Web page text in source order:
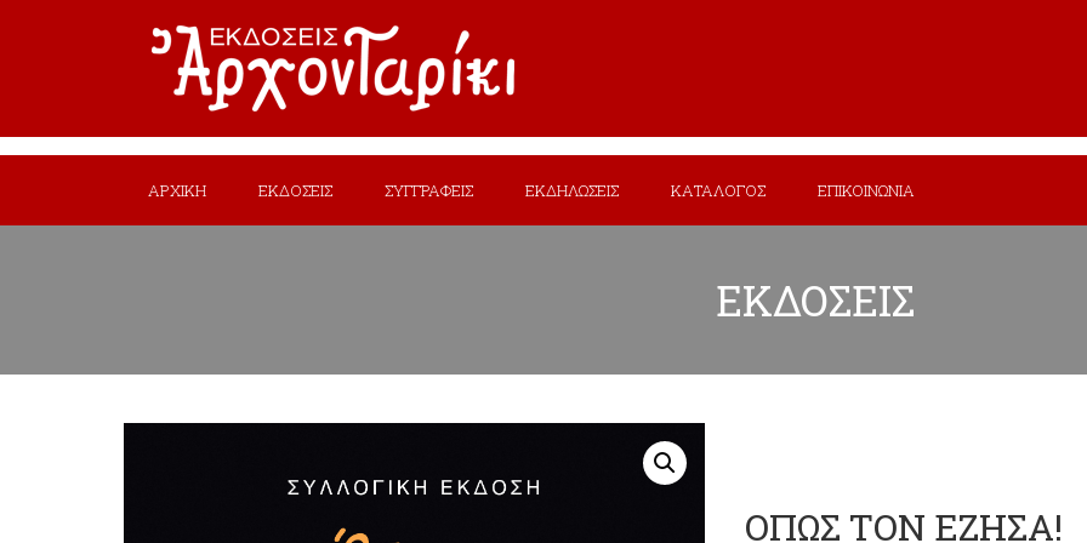
ΑΡΧΙΚΗ ΕΚΔΟΣΕΙΣ ΣΥΓΓΡΑΦΕΙΣ ΕΚΔΗΛΩΣΕΙΣ ΚΑΤΑΛΟΓΟΣ ΕΠΙΚΟΙΝΩΝΙΑ
ΕΚΔΟΣΕΙΣ
ΟΠΩΣ ΤΟΝ ΕΖΗΣΑ!